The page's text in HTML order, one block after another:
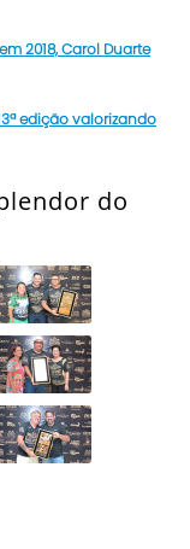
2018, Carol Duarte
edição valorizando
do